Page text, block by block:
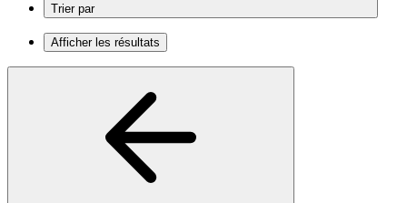
Trier par
Afficher les résultats